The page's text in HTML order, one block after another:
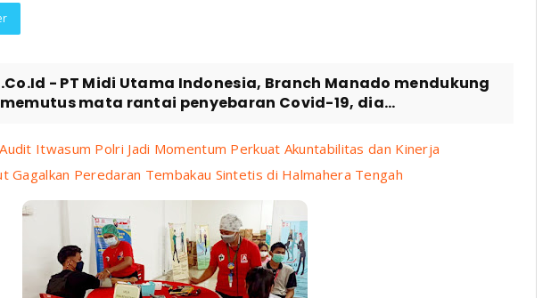
- PT Midi Utama Indonesia, Branch Manado mendukung
mata rantai penyebaran Covid-19, dia...
Itwasum Polri Jadi Momentum Perkuat Akuntabilitas dan Kinerja
Gagalkan Peredaran Tembakau Sintetis di Halmahera Tengah